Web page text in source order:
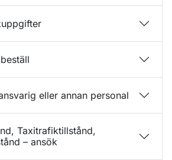
eller annan personal
Taxitrafiktillstånd,
– ansök